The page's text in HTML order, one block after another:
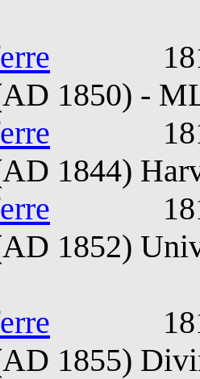
1815-
1850) -
1815-
1844)
1815-
1852)
1815-
1855)